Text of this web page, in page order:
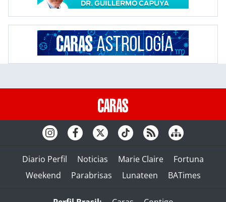
Diario Perfil Noticias Marie Claire
Fortuna
Weekend
Parabrisas Lunateen BATimes